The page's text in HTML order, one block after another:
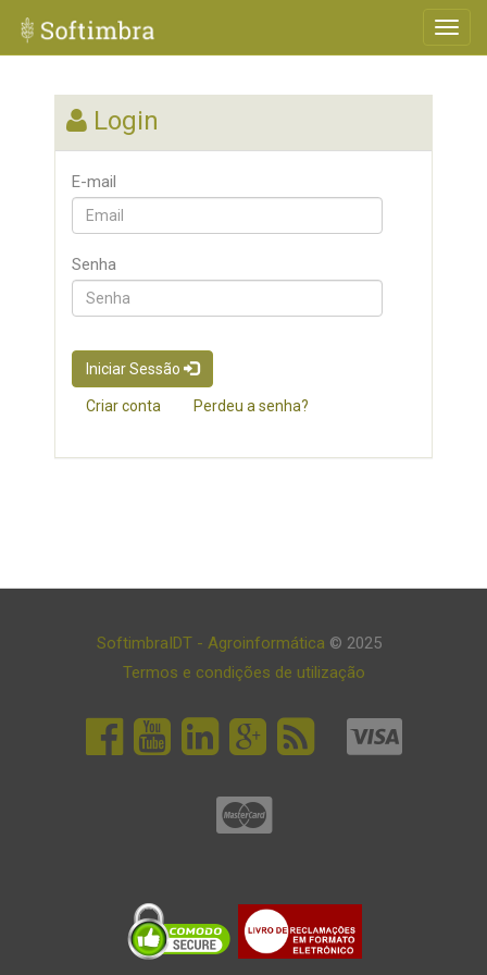
Login
E-mail
Senha
Iniciar Sessão
Criar conta Perdeu a senha?
SoftimbraIDT - Agroinformática © 2025
Termos e condições de utilização